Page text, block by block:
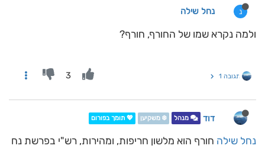
נ נחל שילה
ולמה נקרא שמו של החורף, חורף?
תגובה 1 3
דוד מנהל ❄️ משקיען 💖 תומך בפורום
נחל שילה חורף הוא מלשון חריפות, ומהירות, רש"י בפרשת נח